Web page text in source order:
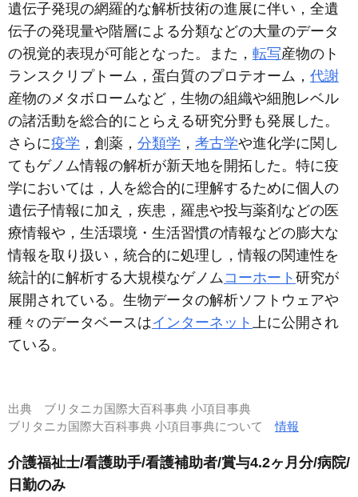
遺伝子発現の網羅的な解析技術の進展に伴い，全遺
伝子の発現量や階層による分類などの大量のデータ
の視覚的表現が可能となった。また， 転写産物のト
ランスクリプトーム，蛋白質のプロテオーム， 代謝
産物のメタボロームなど，生物の組織や細胞レベル
の諸活動を総合的にとらえる研究分野も発展した。
さらに疫学 ，創薬， 分類学 ， 考古学や進化学に関し
てもゲノム情報の解析が新天地を開拓した。特に疫
学においては，人を総合的に理解するために個人の
遺伝子情報に加え，疾患，羅患や投与薬剤などの医
療情報や，生活環境・生活習慣の情報などの膨大な
情報を取り扱い，統合的に処理し，情報の関連性を
統計的に解析する大規模なゲノムコーホート 研究が
展開されている。生物データの解析ソフトウェアや
種々のデータベースはインターネット 上に公開され
ている。
出典 ブリタニカ国際大百科事典 小項目事典
ブリタニカ国際大百科事典 小項目事典について情報
介護福祉士/看護助手/看護補助者/賞与4.2ヶ月分/病院/
日勤のみ